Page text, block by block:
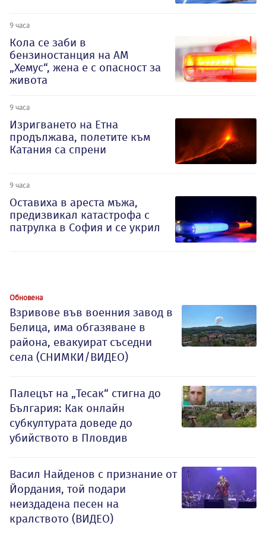
9 часа
Кола се заби в
бензиностанция на АМ
„Хемус“, жена е с опасност за
живота
9 часа
Изригването на Етна
продължава, полетите към
Катания са спрени
9 часа
Оставиха в ареста мъжа,
предизвикал катастрофа с
патрулка в София и се укрил
Обновена
Взривове във военния завод в
Белица, има обгазяване в
района, евакуират съседни
села (СНИМКИ/ВИДЕО)
Палецът на „Тесак“ стигна до
България: Как онлайн
субкултурата доведе до
убийството в Пловдив
Васил Найденов с признание от
Йордания, той подари
неиздадена песен на
кралството (ВИДЕО)